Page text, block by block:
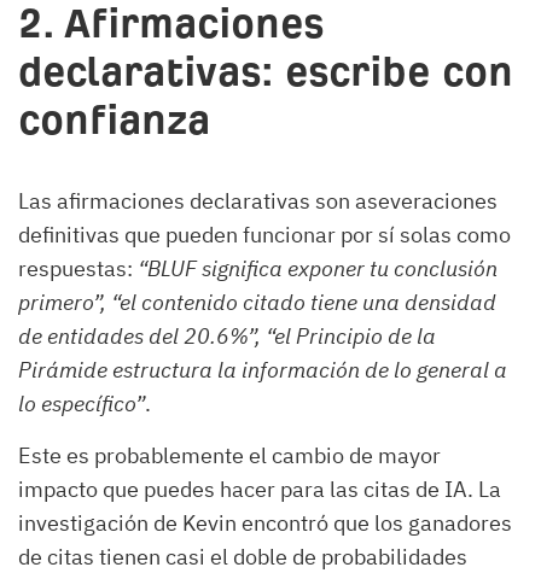
2. Afirmaciones
declarativas: escribe con
confianza
Las afirmaciones declarativas son aseveraciones
definitivas que pueden funcionar por sí solas como
respuestas: “BLUF significa exponer tu conclusión
primero”, “el contenido citado tiene una densidad
de entidades del 20.6%”, “el Principio de la
Pirámide estructura la información de lo general a
lo específico”.
Este es probablemente el cambio de mayor
impacto que puedes hacer para las citas de IA. La
investigación de Kevin encontró que los ganadores
de citas tienen casi el doble de probabilidades